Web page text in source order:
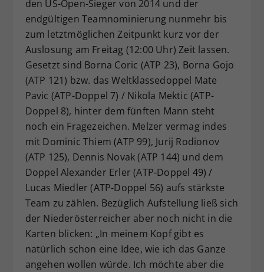
den US-Open-Sieger von 2014 und der
endgültigen Teamnominierung nunmehr bis
zum letztmöglichen Zeitpunkt kurz vor der
Auslosung am Freitag (12:00 Uhr) Zeit lassen.
Gesetzt sind Borna Coric (ATP 23), Borna Gojo
(ATP 121) bzw. das Weltklassedoppel Mate
Pavic (ATP-Doppel 7) / Nikola Mektic (ATP-
Doppel 8), hinter dem fünften Mann steht
noch ein Fragezeichen. Melzer vermag indes
mit Dominic Thiem (ATP 99), Jurij Rodionov
(ATP 125), Dennis Novak (ATP 144) und dem
Doppel Alexander Erler (ATP-Doppel 49) /
Lucas Miedler (ATP-Doppel 56) aufs stärkste
Team zu zählen. Bezüglich Aufstellung ließ sich
der Niederösterreicher aber noch nicht in die
Karten blicken: „In meinem Kopf gibt es
natürlich schon eine Idee, wie ich das Ganze
angehen wollen würde. Ich möchte aber die